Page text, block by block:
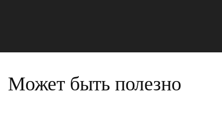
Может быть полезно